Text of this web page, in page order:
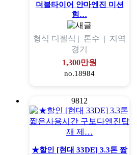
더블타이어 얀마엔진 미션
힘…
형식 디젤식 | 톤수 | 지역
경기
1,300만원
no.18984
9812
★할인 [현대 33DE] 3.3톤 짧